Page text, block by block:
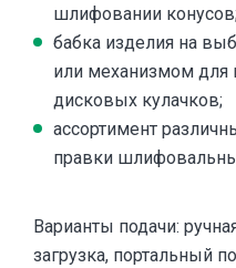
шлифовании
бабка изделия на
или механизмом
дисковых кулачков;
ассортимент
правки
Варианты подачи:
загрузка, портальный